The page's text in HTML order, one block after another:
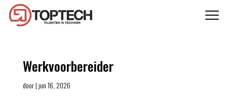
Werkvoorbereider
door|jun 16, 2026